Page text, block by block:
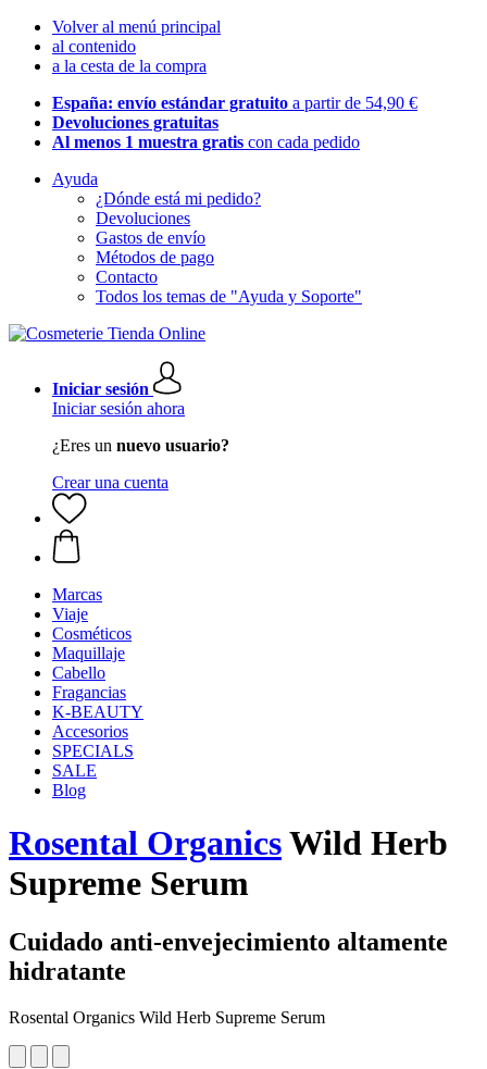
Volver al menú principal
al contenido
a la cesta de la compra
España: envío estándar gratuito a partir de 54,90 €
Devoluciones gratuitas
Al menos 1 muestra gratis con cada pedido
Ayuda
¿Dónde está mi pedido?
Devoluciones
Gastos de envío
Métodos de pago
Contacto
Todos los temas de "Ayuda y Soporte"
Iniciar sesión
Iniciar sesión ahora
¿Eres un nuevo usuario?
Crear una cuenta
Marcas
Viaje
Cosméticos
Maquillaje
Cabello
Fragancias
K-BEAUTY
Accesorios
SPECIALS
SALE
Blog
Rosental OrganicsWild Herb
Supreme Serum
Cuidado anti-envejecimiento altamente
hidratante
Rosental Organics Wild Herb Supreme Serum